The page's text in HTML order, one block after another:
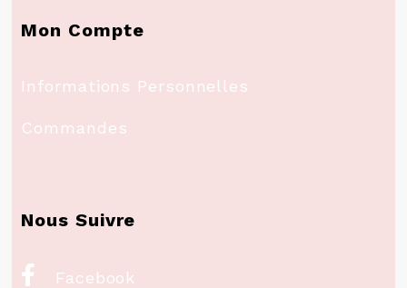
Mon Compte
Informations Personnelles
Commandes
Nous Suivre
 Facebook